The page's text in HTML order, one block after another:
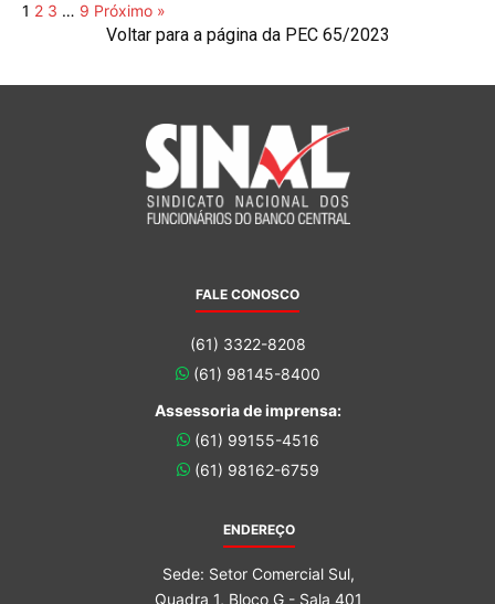
1 2 3 … 9 Próximo »
Voltar para a página da PEC 65/2023
FALE CONOSCO
(61) 3322-8208
(61) 98145-8400
Assessoria de imprensa:
(61) 99155-4516
(61) 98162-6759
ENDEREÇO
Sede: Setor Comercial Sul,
Quadra 1, Bloco G - Sala 401